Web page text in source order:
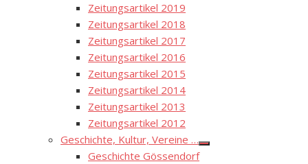
Zeitungsartikel 2019
Zeitungsartikel 2018
Zeitungsartikel 2017
Zeitungsartikel 2016
Zeitungsartikel 2015
Zeitungsartikel 2014
Zeitungsartikel 2013
Zeitungsartikel 2012
Geschichte, Kultur, Vereine …
Show
Geschichte Gössendorf